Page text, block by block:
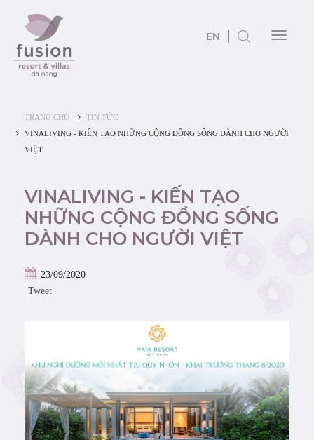
EN
Toggle
TRANG CHỦ
TIN TỨC
VINALIVING - KIẾN TẠO NHỮNG CỘNG ĐỒNG SỐNG DÀNH CHO NGƯỜI
VIỆT
VINALIVING - KIẾN TẠO
NHỮNG CỘNG ĐỒNG SỐNG
DÀNH CHO NGƯỜI VIỆT
23/09/2020
Tweet